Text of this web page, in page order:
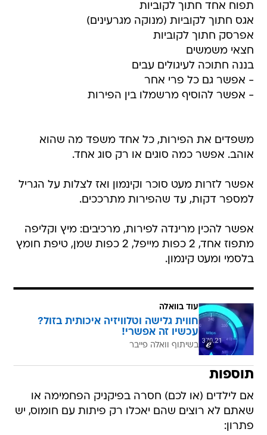
תפוח אחד חתוך לקוביות
אגס חתוך לקוביות (מנוקה מגרעינים)
אפרסק חתוך לקוביות
חצאי משמשים
בננה חתוכה לעיגולים עבים
- אפשר גם כל פרי אחר
- אפשר להוסיף מרשמלו בין הפירות
משפדים את הפירות, כל אחד משפד מה שהוא
אוהב. אפשר כמה סוגים או רק סוג אחד.
אפשר לזרות מעט סוכר וקינמון ואז לצלות על הגריל
למספר דקות, עד שהפירות מתרככים.
אפשר להכין מרינדה לפירות, מרכיבים: מיץ וקליפה
מתפוז אחד, 2 כפות מייפל, 2 כפות שמן, טיפת חומץ
בלסמי ומעט קינמון.
עוד בוואלה
חווית גלישה וטלוויזיה איכותית בזול?
עכשיו זה אפשרי!
בשיתוף וואלה פייבר
תוספות
אם לילדים (או לכם) חסרה בפיקניק הפחמימה או
שאתם לא רוצים שהם יאכלו רק פיתות עם חומוס, יש
פתרון: